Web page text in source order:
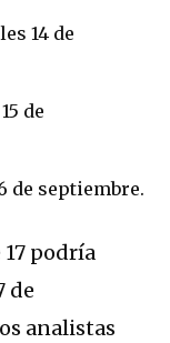
14 de
de
de septiembre.
podría
de
analistas